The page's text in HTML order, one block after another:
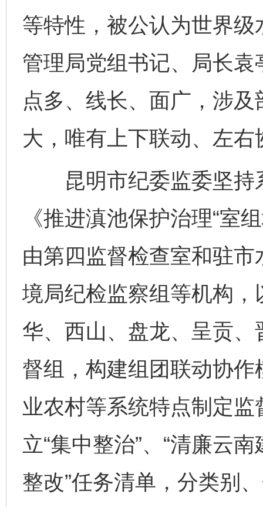
等特性，被公认为世界级
管理局党组书记、局长
点多、线长、面广，涉
大，唯有上下联动、左
昆明市纪委监委坚持
《推进滇池保护治理“室
由第四监督检查室和驻
境局纪检监察组等机构
华、西山、盘龙、呈贡
督组，构建组团联动协
业农村等系统特点制定
立“集中整治”、“清廉云
整改”任务清单，分类别